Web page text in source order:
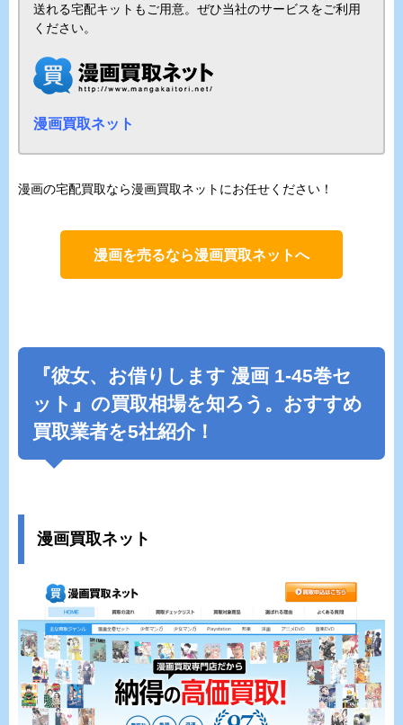
送れる宅配キットもご用意。ぜひ当社のサービスをご利用
ください。
漫画買取ネット
漫画の宅配買取なら漫画買取ネットにお任せください！
漫画を売るなら漫画買取ネットへ
『彼女、お借りします 漫画 1-45巻セ
ット』の買取相場を知ろう。おすすめ
買取業者を5社紹介！
漫画買取ネット